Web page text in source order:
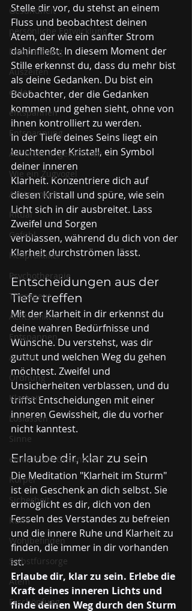
Gesundheit
persönliche Entwicklung
Entspannung
Auszeiten
erden
entspannen
Entspannung
Am Meer angekommen
Wie ein Zugvogel
Achtsamkeit
Ritual
Gefühl
Heilpraktiker
Psychotherapie
Therapeut
Achtsamkeit
Entspannen
Atmen
Ordnung
Klarheit
Loslassen
Sinne
emotionale Gesundheit
Körper
Sicherheit
Ruhe
Wohlbefinden
Selbstfürsorge
Atem
Erschöpfung
Stelle dir vor, du stehst an einem
Fluss und beobachtest deinen
Atem, der wie ein sanfter Strom
dahinfließt. In diesem Moment der
Stille erkennst du, dass du mehr bist
als deine Gedanken. Du bist ein
Beobachter, der die Gedanken
kommen und gehen sieht, ohne von
ihnen kontrolliert zu werden.
In der Tiefe deines Seins liegt ein
leuchtender Kristall, ein Symbol
deiner inneren
Klarheit. Konzentriere dich auf
diesen Kristall und spüre, wie sein
Licht sich in dir ausbreitet. Lass
Zweifel und Sorgen
verblassen, während du dich von der
Klarheit durchströmen lässt.
Entscheidungen aus der
Tiefe treffen
Mit der Klarheit in dir erkennst du
deine wahren Bedürfnisse und
Wünsche. Du verstehst, was dir
guttut und welchen Weg du gehen
möchtest. Zweifel und
Unsicherheiten verblassen, und du
triffst Entscheidungen mit einer
inneren Gewissheit, die du vorher
nicht kanntest.
Erlaube dir, klar zu sein
Die Meditation "Klarheit im Sturm"
ist ein Geschenk an dich selbst. Sie
ermöglicht es dir, dich von den
Fesseln des Verstandes zu befreien
und die innere Ruhe und Klarheit zu
finden, die immer in dir vorhanden
ist.
Erlaube dir, klar zu sein. Erlebe die
Kraft deines inneren Lichts und
finde deinen Weg durch den Sturm